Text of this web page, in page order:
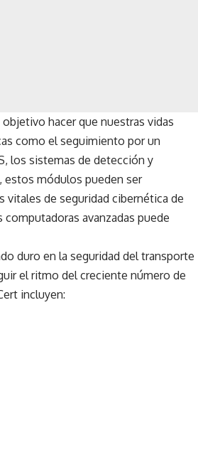
hacer que nuestras vidas
como el seguimiento por un
los sistemas de detección y
estos módulos pueden ser
vitales de seguridad cibernética de
avanzadas puede
duro en la seguridad del transporte
el ritmo del creciente número de
incluyen: